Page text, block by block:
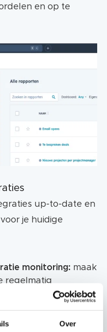
Over
en op te
up-to-date en
je huidige
monitoring: maak
regelmatig
integraties actief